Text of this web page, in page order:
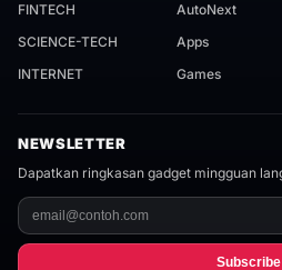
FINTECH
SCIENCE-TECH
INTERNET
AutoNext
Apps
Games
NEWSLETTER
Dapatkan ringkasan gadget mingguan
Subscribe